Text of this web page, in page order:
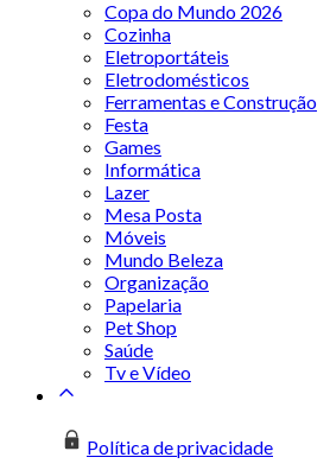
Copa do Mundo 2026
Cozinha
Eletroportáteis
Eletrodomésticos
Ferramentas e Construção
Festa
Games
Informática
Lazer
Mesa Posta
Móveis
Mundo Beleza
Organização
Papelaria
Pet Shop
Saúde
Tv e Vídeo
Política de privacidade